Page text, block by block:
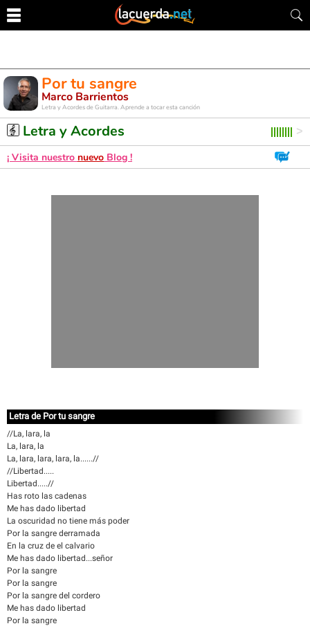
Por tu sangre
Marco Barrientos
Letra y Acordes de Guitarra. Aprende a tocar esta canción
Letra y Acordes
¡ Visita nuestro nuevo Blog !
Letra de Por tu sangre
//La, lara, la
La, lara, la
La, lara, lara, lara, la......//
//Libertad.....
Libertad.....//
Has roto las cadenas
Me has dado libertad
La oscuridad no tiene más poder
Por la sangre derramada
En la cruz de el calvario
Me has dado libertad...señor
Por la sangre
Por la sangre
Por la sangre del cordero
Me has dado libertad
Por la sangre